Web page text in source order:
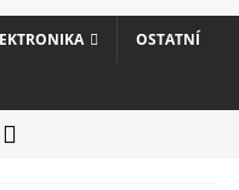
OSTATNÍ